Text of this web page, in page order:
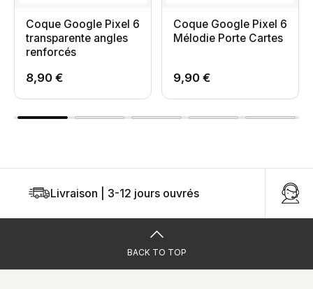
Coque Google Pixel 6
transparente angles
renforcés
8,90 €
Coque Google Pixel 6
Mélodie Porte Cartes
9,90 €
Livraison | 3-12 jours ouvrés
BACK TO TOP